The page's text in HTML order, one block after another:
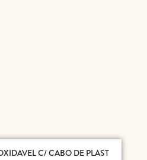
C/ CABO DE PLAST